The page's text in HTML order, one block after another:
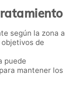
según la zona a
de
puede
para mantener los